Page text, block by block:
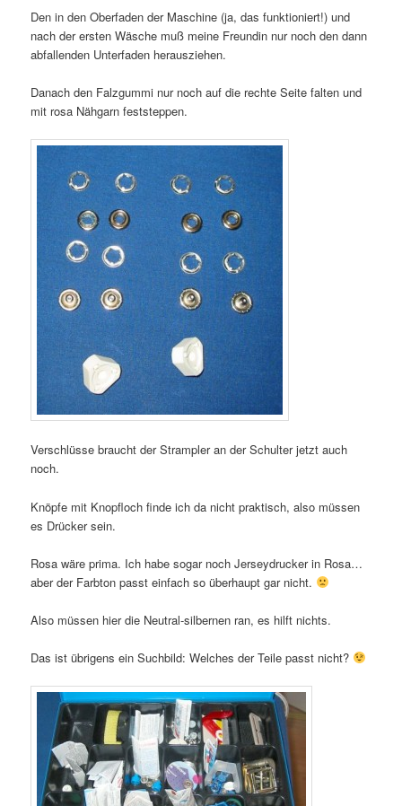
Den in den Oberfaden der Maschine (ja, das funktioniert!) und
nach der ersten Wäsche muß meine Freundin nur noch den dann
abfallenden Unterfaden herausziehen.
Danach den Falzgummi nur noch auf die rechte Seite falten und
mit rosa Nähgarn feststeppen.
Verschlüsse braucht der Strampler an der Schulter jetzt auch
noch.
Knöpfe mit Knopfloch finde ich da nicht praktisch, also müssen
es Drücker sein.
Rosa wäre prima. Ich habe sogar noch Jerseydrucker in Rosa…
aber der Farbton passt einfach so überhaupt gar nicht.
Also müssen hier die Neutral-silbernen ran, es hilft nichts.
Das ist übrigens ein Suchbild: Welches der Teile passt nicht?